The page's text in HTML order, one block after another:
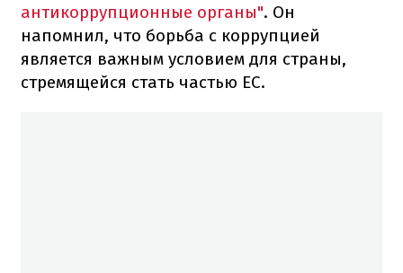
антикоррупционные органы". Он
напомнил, что борьба с коррупцией
является важным условием для страны,
стремящейся стать частью ЕС.